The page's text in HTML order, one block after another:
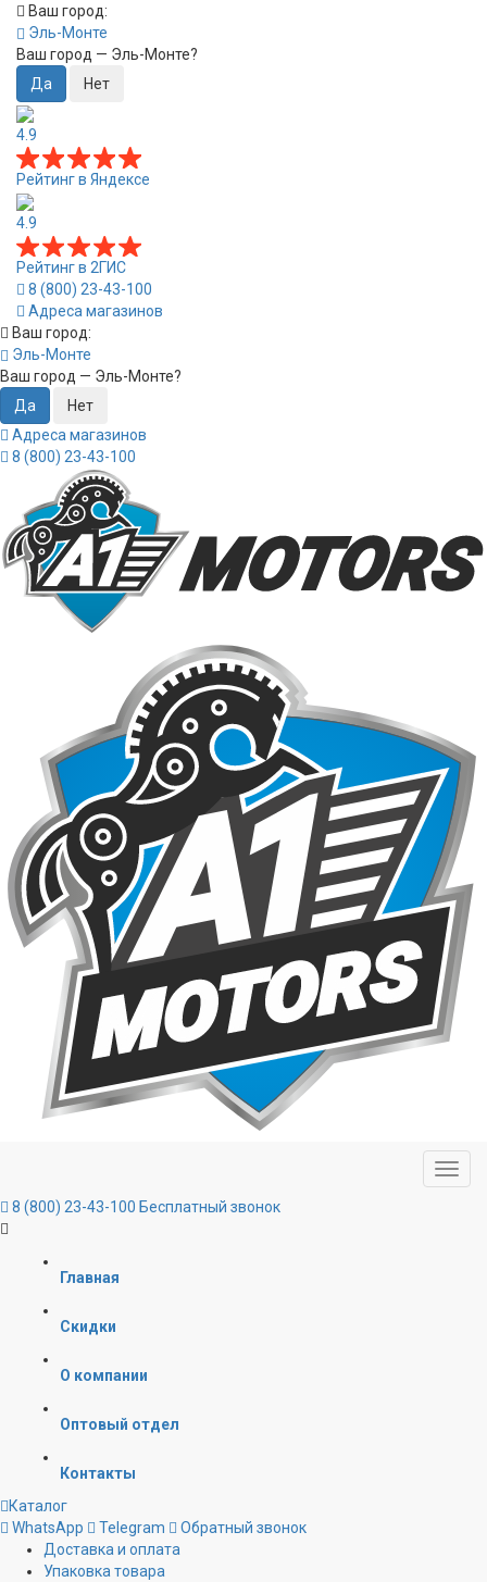
Ваш город:
Эль-Монте
Ваш город — Эль-Монте?
4.9
Рейтинг в Яндексе
4.9
Рейтинг в 2ГИС
8 (800) 23-43-100
Адреса магазинов
Ваш город:
Эль-Монте
Ваш город — Эль-Монте?
Адреса магазинов
8 (800) 23-43-100
8 (800) 23-43-100 Бесплатный звонок
Главная
Скидки
О компании
Оптовый отдел
Контакты
Каталог
WhatsApp
Telegram
Обратный звонок
Доставка и оплата
Упаковка товара